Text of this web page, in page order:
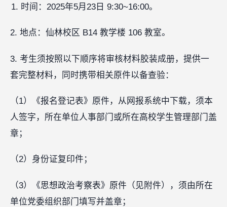
时间：2025年5月23日 9:30~16:00。
2. 地点：仙林校区 B14 教学楼 106 教室。
3. 考生须按照以下顺序将审核材料胶装成册，提供一
套完整材料，同时携带相关原件以备查验：
（1）《报名登记表》原件，从网报系统中下载，须本
人签字，所在单位人事部门或所在高校学生管理部门盖
章；
（2）身份证复印件；
（3）《思想政治考察表》原件（见附件），须由所在
单位党委组织部门填写并盖章；